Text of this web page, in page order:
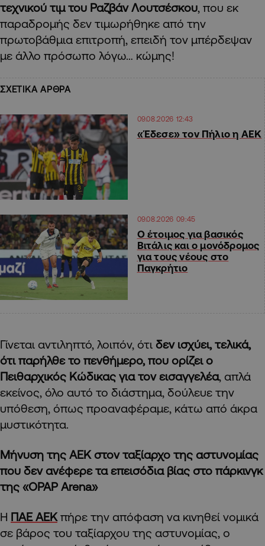
τεχνικού τιμ του Ραζβάν Λουτσέσκου, που εκ
παραδρομής δεν τιμωρήθηκε από την
πρωτοβάθμια επιτροπή, επειδή τον μπέρδεψαν
με άλλο πρόσωπο λόγω… κώμης!
ΣΧΕΤΙΚΑ ΑΡΘΡΑ
09.08.2026 12:43
«Έδεσε» τον Πήλιο η ΑΕΚ
09.08.2026 09:45
Ο έτοιμος για βασικός
Βιτάλις και ο μονόδρομος
για τους νέους στο
Παγκρήτιο
Γίνεται αντιληπτό, λοιπόν, ότι δεν ισχύει, τελικά,
ότι παρήλθε το πενθήμερο, που ορίζει ο
Πειθαρχικός Κώδικας για τον εισαγγελέα, απλά
εκείνος, όλο αυτό το διάστημα, δούλευε την
υπόθεση, όπως προαναφέραμε, κάτω από άκρα
μυστικότητα.
Μήνυση της ΑΕΚ στον ταξίαρχο της αστυνομίας
που δεν ανέφερε τα επεισόδια βίας στο πάρκινγκ
της «OPAP Arena»
Η ΠΑΕ ΑΕΚπήρε την απόφαση να κινηθεί νομικά
σε βάρος του ταξίαρχου της αστυνομίας, ο